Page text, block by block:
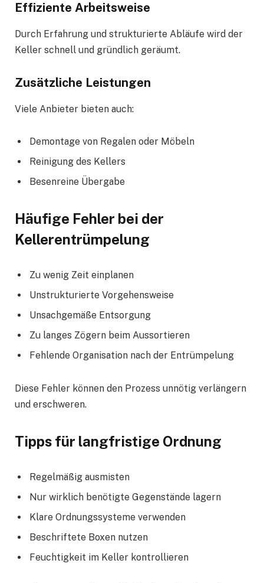
Effiziente Arbeitsweise
Durch Erfahrung und strukturierte Abläufe wird der
Keller schnell und gründlich geräumt.
Zusätzliche Leistungen
Viele Anbieter bieten auch:
Demontage von Regalen oder Möbeln
Reinigung des Kellers
Besenreine Übergabe
Häufige Fehler bei der
Kellerentrümpelung
Zu wenig Zeit einplanen
Unstrukturierte Vorgehensweise
Unsachgemäße Entsorgung
Zu langes Zögern beim Aussortieren
Fehlende Organisation nach der Entrümpelung
Diese Fehler können den Prozess unnötig verlängern
und erschweren.
Tipps für langfristige Ordnung
Regelmäßig ausmisten
Nur wirklich benötigte Gegenstände lagern
Klare Ordnungssysteme verwenden
Beschriftete Boxen nutzen
Feuchtigkeit im Keller kontrollieren